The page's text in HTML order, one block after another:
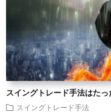
スイングトレード手法はた
スイングトレード手法